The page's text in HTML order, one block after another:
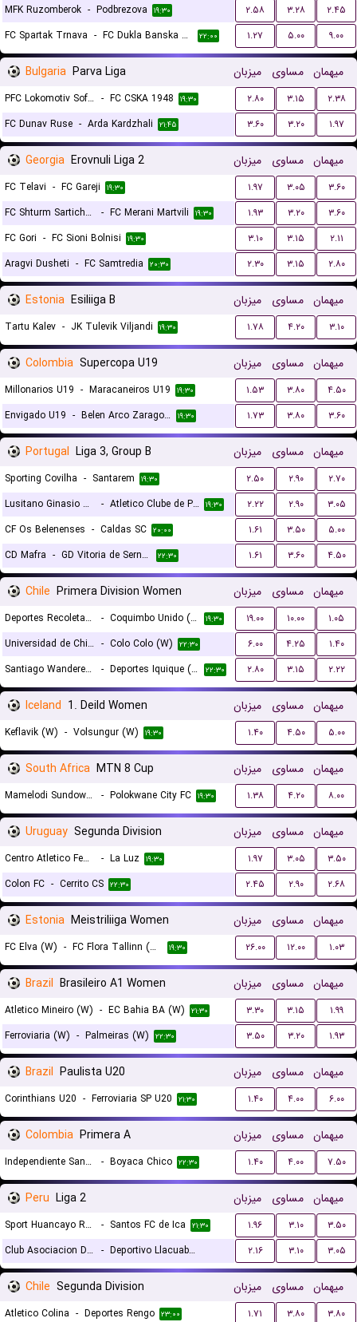
MFK Ruzomberok - Podbrezova ۱۹:۳۰ ۲.۵۸ ۳.۲۸
۲.۴۵
FC Spartak Trnava - FC Dukla Banska Bystrica ۲۲:۰۰ ۱.۲۷ ۵.۰۰ ۹.۰۰
Bulgaria Parva Liga میزبان مساوی میهمان
PFC Lokomotiv Sofia - FC CSKA 1948 ۱۹:۳۰ ۲.۸۰ ۳.۱۵
۲.۳۸
FC Dunav Ruse - Arda Kardzhali ۲۱:۴۵ ۳.۶۰ ۳.۲۰ ۱.۹۷
Georgia Erovnuli Liga 2 میزبان مساوی میهمان
FC Telavi - FC Gareji ۱۹:۳۰ ۱.۹۷ ۳.۰۵
۳.۶۰
FC Shturm Sartichala
- FC Merani Martvili ۱۹:۳۰ ۱.۹۳ ۳.۲۰
۳.۶۰
FC Gori - FC Sioni Bolnisi ۱۹:۳۰ ۳.۱۰ ۳.۱۵
۲.۱۱
Aragvi Dusheti - FC Samtredia ۲۰:۳۰ ۲.۳۰ ۳.۱۵ ۲.۸۰
Estonia Esiliiga B میزبان مساوی میهمان
Tartu Kalev - JK Tulevik Viljandi ۱۹:۳۰ ۱.۷۸ ۴.۲۰ ۳.۱۰
Colombia Supercopa U19 میزبان مساوی میهمان
Millonarios U19 - Maracaneiros U19 ۱۹:۳۰ ۱.۵۳ ۳.۸۰
۴.۵۰
Envigado U19 - Belen Arco Zaragoza U19 ۱۹:۳۰ ۱.۷۳ ۳.۸۰ ۳.۶۰
Portugal Liga 3, Group B میزبان مساوی میهمان
Sporting Covilha - Santarem ۱۹:۳۰ ۲.۵۰ ۲.۹۰
۲.۷۰
Lusitano Ginasio Clube Evora
- Atletico Clube de Portugal ۱۹:۳۰ ۲.۲۲ ۲.۹۰
۳.۰۵
CF Os Belenenses - Caldas SC ۲۰:۰۰ ۱.۶۱ ۳.۵۰
۵.۰۰
CD Mafra - GD Vitoria de Sernache ۲۲:۳۰ ۱.۶۱ ۳.۶۰ ۴.۵۰
Chile Primera Division Women میزبان مساوی میهمان
Deportes Recoleta (W) - Coquimbo Unido (W) ۱۹:۳۰ ۱۹.۰۰ ۱۰.۰۰
۱.۰۵
Universidad de Chile (W) - Colo Colo (W) ۲۲:۳۰ ۶.۰۰ ۴.۲۵
۱.۴۰
Santiago Wanderers (W)
- Deportes Iquique (W) ۲۲:۳۰ ۲.۸۰ ۳.۱۵ ۲.۲۲
Iceland 1. Deild Women میزبان مساوی میهمان
Keflavik (W) - Volsungur (W) ۱۹:۳۰ ۱.۴۰ ۴.۵۰ ۵.۰۰
South Africa MTN 8 Cup میزبان مساوی میهمان
Mamelodi Sundowns FC - Polokwane City FC ۱۹:۳۰ ۱.۳۸ ۴.۲۰ ۸.۰۰
Uruguay Segunda Division میزبان مساوی میهمان
Centro Atletico Fenix Montevideo - La Luz ۱۹:۳۰ ۱.۹۷ ۳.۰۵
۳.۵۰
Colon FC - Cerrito CS ۲۲:۳۰ ۲.۴۵ ۲.۹۰ ۲.۶۸
Estonia Meistriliiga Women میزبان مساوی میهمان
FC Elva (W) - FC Flora Tallinn (W) ۱۹:۳۰ ۲۶.۰۰ ۱۲.۰۰ ۱.۰۳
Brazil Brasileiro A1 Women میزبان مساوی میهمان
Atletico Mineiro (W) - EC Bahia BA (W) ۲۱:۳۰ ۳.۳۰ ۳.۱۵
۱.۹۹
Ferroviaria (W) - Palmeiras (W) ۲۲:۳۰ ۳.۵۰ ۳.۲۰ ۱.۹۳
Brazil Paulista U20 میزبان مساوی میهمان
Corinthians U20 - Ferroviaria SP U20 ۲۱:۳۰ ۱.۴۰ ۴.۰۰ ۶.۰۰
Colombia Primera A میزبان مساوی میهمان
Independiente Santa Fe - Boyaca Chico ۲۲:۳۰ ۱.۴۰ ۴.۰۰ ۷.۵۰
Peru Liga 2 میزبان مساوی میهمان
Sport Huancayo Reserves - Santos FC de Ica ۲۱:۳۰ ۱.۹۶ ۳.۱۰
۳.۵۰
Club Asociacion Deportiva Agropecuaria Jaen - Deportivo Llacuabamba
۲۳:۴۵
۲.۱۶ ۳.۱۰ ۳.۰۵
Chile Segunda Division میزبان مساوی میهمان
Atletico Colina - Deportes Rengo ۲۳:۰۰ ۱.۷۱ ۳.۸۰
۳.۸۰